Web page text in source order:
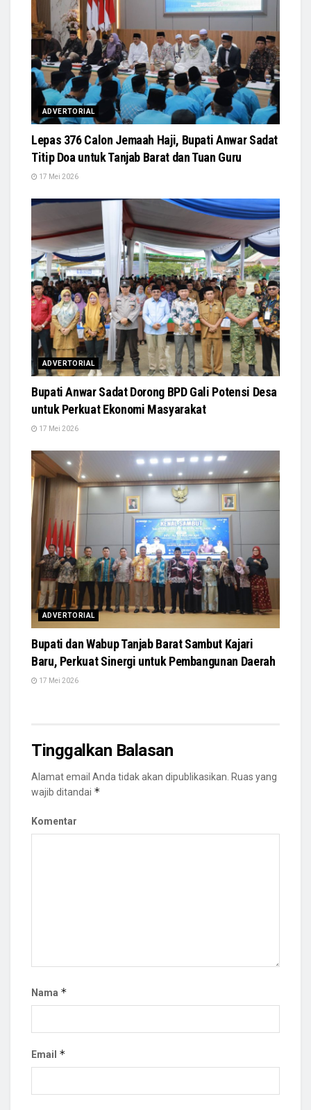
ADVERTORIAL
Lepas 376 Calon Jemaah Haji, Bupati Anwar Sadat
Titip Doa untuk Tanjab Barat dan Tuan Guru
17 Mei 2026
ADVERTORIAL
Bupati Anwar Sadat Dorong BPD Gali Potensi Desa
untuk Perkuat Ekonomi Masyarakat
17 Mei 2026
ADVERTORIAL
Bupati dan Wabup Tanjab Barat Sambut Kajari
Baru, Perkuat Sinergi untuk Pembangunan Daerah
17 Mei 2026
Tinggalkan Balasan
Alamat email Anda tidak akan dipublikasikan. Ruas yang
wajib ditandai *
Komentar
Nama *
Email *